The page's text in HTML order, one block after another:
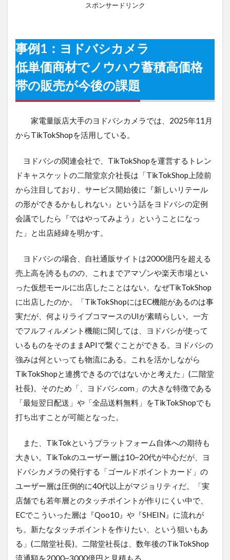
スポンサードリンク
事例1：ヨドバシカメラ
低単価商材でノウハウ蓄積高価格
帯の販売が今後の課題
家電量販店大手のヨドバシカメラでは、2025年11月
からTikTokShopを活用している。
ヨドバシの関連会社で、TikTokShopを運営するトレン
ドキャスケットの二階堂京介社長は「TikTokShop上陸前
から注目しており、サービス開始後に『新しいリテール
の形ができるかもしれない』という話をヨドバシの定例
会議でしたら『ではやってみよう』ということになっ
た」と出店経緯を明かす。
ヨドバシの場合、自社通販サイトは2000億円を超える
売上高を誇るものの、これまでアマゾンや楽天市場とい
った仮想モールに出店したことはない。なぜTikTokShop
に出店したのか。「TikTokShopにはEC機能があるのは事
実だが、何よりライブコマースのUIが素晴らしい。一方
でフルフィルメント機能に関しては、ヨドバシが使って
いるものをそのままAPIで繋ぐことができる。ヨドバシの
強みは何といっても物流にある。これを活かしながら
TikTokShopと連携できるのではないかと考えた」(二階堂
社長)。そのため「、ヨドバシ.com」の大きな特徴である
「最短翌日配送」や「全品送料無料」をTikTokShopでも
打ち出すことが可能となった。
また、TikTokというプラットフォーム自体への期待も
大きい。TikTokのユーザー層は10~20代が中心だが、ヨ
ドバシカメラの発行する「ゴールドポイントカード」の
ユーザー層は圧倒的に40代以上がマジョリティだ。「実
店舗でも若年層とのタッチポイントが作りにくい中で、
ECでこういった層は『Qoo10』や『SHEIN』に流れが
ち。新たなタッチポイントを作りたい、という狙いもあ
る」(二階堂社長)。二階堂社長は、数年後のTikTokShop
流通額を2000~3000億円と見積もる。